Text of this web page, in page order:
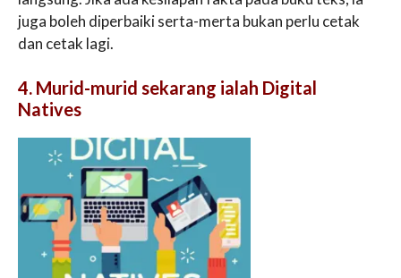
juga boleh diperbaiki serta-merta bukan perlu cetak
dan cetak lagi.
4. Murid-murid sekarang ialah Digital
Natives